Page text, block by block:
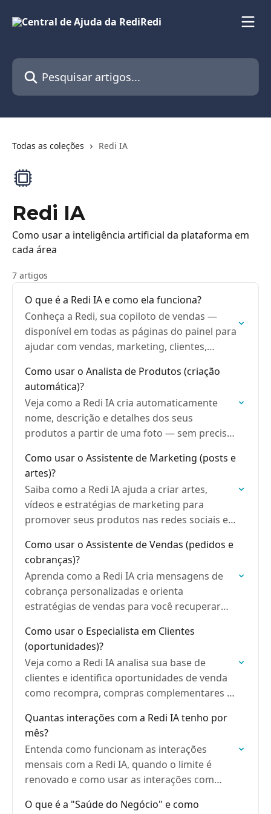
Pesquisar artigos...
Todas as coleções Redi IA
Redi IA
Como usar a inteligência artificial da plataforma em
cada área
7 artigos
O que é a Redi IA e como ela funciona?
Conheça a Redi, sua copiloto de vendas —
disponível em todas as páginas do painel para
ajudar com vendas, marketing, clientes,
Como usar o Analista de Produtos (criação
automática)?
Veja como a Redi IA cria automaticamente
nome, descrição e detalhes dos seus
produtos a partir de uma foto — sem precisar
Como usar o Assistente de Marketing (posts e
artes)?
Saiba como a Redi IA ajuda a criar artes,
vídeos e estratégias de marketing para
promover seus produtos nas redes sociais e
Como usar o Assistente de Vendas (pedidos e
cobranças)?
Aprenda como a Redi IA cria mensagens de
cobrança personalizadas e orienta
estratégias de vendas para você recuperar
Como usar o Especialista em Clientes
(oportunidades)?
Veja como a Redi IA analisa sua base de
clientes e identifica oportunidades de venda
como recompra, compras complementares e
Quantas interações com a Redi IA tenho por
mês?
Entenda como funcionam as interações
mensais com a Redi IA, quando o limite é
renovado e como usar as interações com
O que é a "Saúde do Negócio" e como